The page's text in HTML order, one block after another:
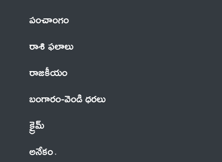
పంచాంగం
రాశి ఫలాలు
రాజకీయం
బంగారం-వెండి ధరలు
క్రైమ్
అనేకం